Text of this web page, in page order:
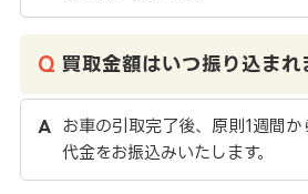
買取金額はいつ振り込まれ
お車の引取完了後、原則1週間
代金をお振込みいたします。